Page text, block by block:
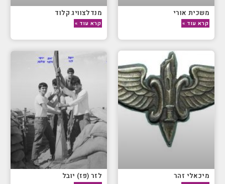
משכית אורי
קרא עוד »
מנדלצוויג קלוד
קרא עוד »
מיכאלי זהר לזר (פז) יובל